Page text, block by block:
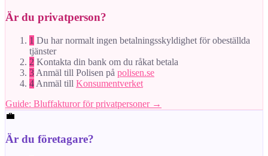
Är du privatperson?
1 Du har normalt ingen betalningsskyldighet för obeställda
tjänster
2 Kontakta din bank om du råkat betala
3 Anmäl till Polisen på polisen.se
4 Anmäl till Konsumentverket
Guide: Bluffakturor för privatpersoner →
💼
Är du företagare?